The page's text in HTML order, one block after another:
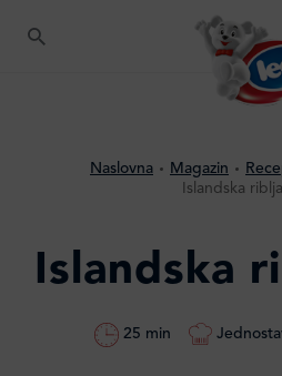
Naslovna Magazin
Islandska
Islandska
25 min